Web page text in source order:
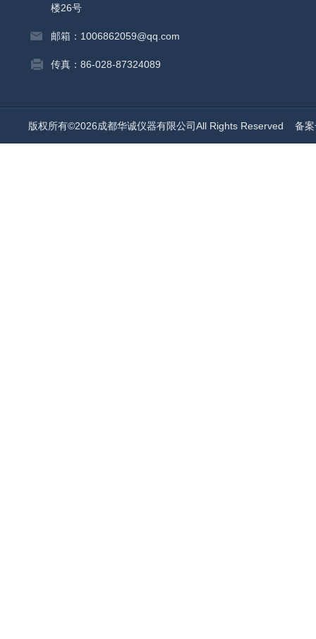
楼26号
邮箱：1006862059@qq.com
传真：86-028-87324089
版权所有©2026成都华诚仪器有限公司All Rights Reserved 备